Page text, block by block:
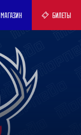
МАГАЗИН БИЛЕТЫ